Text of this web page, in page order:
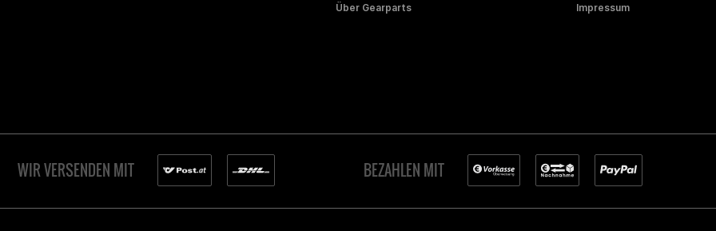
Über Gearparts
Impressum
WIR VERSENDEN MIT BEZAHLEN MIT